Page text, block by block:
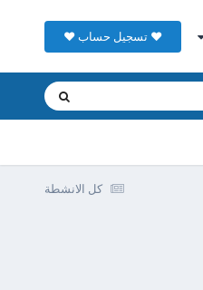
♥ تسجيل حساب ♥
كل الانشطة